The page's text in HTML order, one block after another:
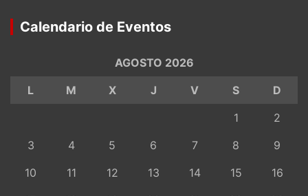
Calendario de Eventos
AGOSTO 2026
L
M X J V S
D
1
2
3
4 5 6 7 8
9
10
11 12 13 14 15
16